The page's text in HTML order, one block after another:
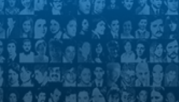
contenido